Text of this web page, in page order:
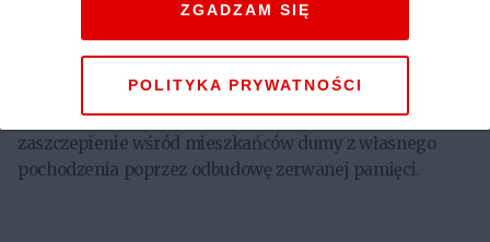
zaoferowania. Festiwal MyŚląsk pozwoli nam pokazać
ten jego fragment, który do tej pory był
marginalizowany. Co więcej, stawiamy sobie za cel
przełamanie wstydu śląskości przejawiającego się w
propagowaniu powierzchownych stereotypów, a także
zaszczepienie wśród mieszkańców dumy z własnego
pochodzenia poprzez odbudowę zerwanej pamięci.
POLITYKA PRYWATNOŚCI
ZGADZAM SIĘ